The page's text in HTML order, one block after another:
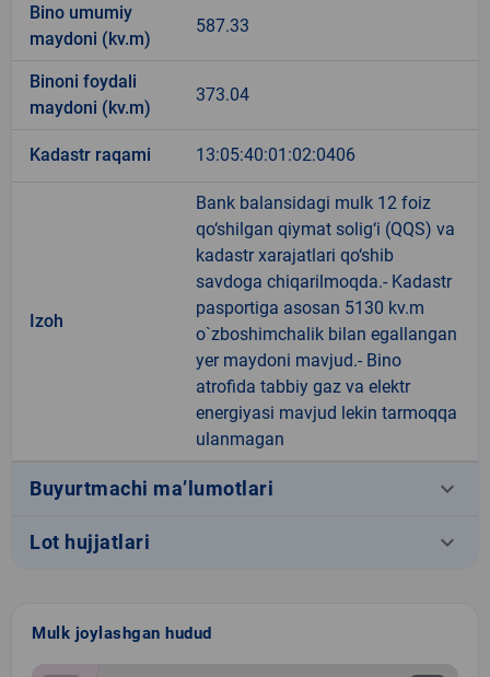
Bino umumiy
maydoni (kv.m)
587.33
Binoni foydali
maydoni (kv.m)
373.04
Kadastr raqami 13:05:40:01:02:0406
Izoh
Bank balansidagi mulk 12 foiz
qo‘shilgan qiymat solig‘i (QQS) va
kadastr xarajatlari qo‘shib
savdoga chiqarilmoqda.- Kadastr
pasportiga asosan 5130 kv.m
o`zboshimchalik bilan egallangan
yer maydoni mavjud.- Bino
atrofida tabbiy gaz va elektr
energiyasi mavjud lekin tarmoqqa
ulanmagan
Buyurtmachi ma’lumotlari keyboard_arrow_down
Lot hujjatlari keyboard_arrow_down
Mulk joylashgan hudud